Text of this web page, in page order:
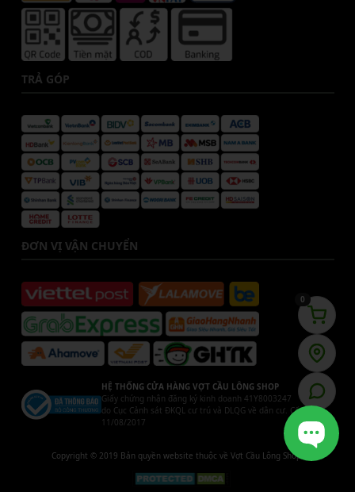
TRẢ GÓP
ĐƠN VỊ VẬN CHUYỂN
HỆ THỐNG CỬA HÀNG VỢT CẦU LÔNG SHOP
Giấy chứng nhận đăng ký kinh doanh 41Y8003247
do Cục Cảnh sát ĐKQL cư trú và DLQG về dân cư. Cấp ngày
11/08/2017
Copyright © 2019 Bản quyền website thuộc về Vợt Cầu Lông Shop.
0